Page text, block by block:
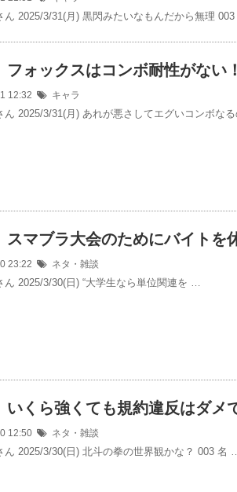
ん 2025/3/31(月) 黒閃みたいなもんだから無理
フォックスはコンボ耐性がない
12:32 キャラ
ん 2025/3/31(月) あれが悪さしてエグいコンボな
スマブラ大会のためにバイトを
23:22 ネタ・雑談
ん 2025/3/30(日) “大学生なら単位関連を …
いくら強くても規約違反はダメ
12:50 ネタ・雑談
ん 2025/3/30(日) 北斗の拳の世界観かな？ 003 名